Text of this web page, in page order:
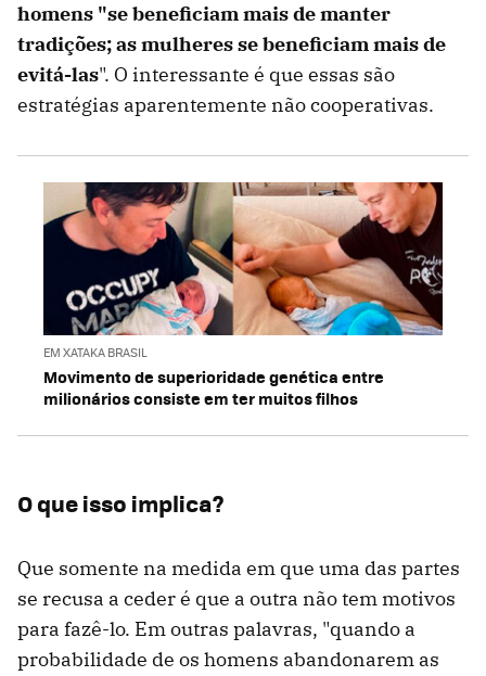
homens "se beneficiam mais de manter
tradições; as mulheres se beneficiam mais de
evitá-las". O interessante é que essas são
estratégias aparentemente não cooperativas.
EM XATAKA BRASIL
Movimento de superioridade genética entre
milionários consiste em ter muitos filhos
O que isso implica?
Que somente na medida em que uma das partes
se recusa a ceder é que a outra não tem motivos
para fazê-lo. Em outras palavras, "quando a
probabilidade de os homens abandonarem as